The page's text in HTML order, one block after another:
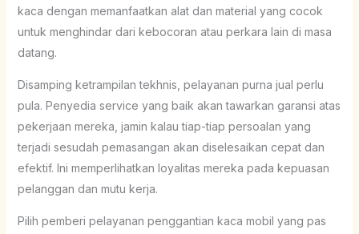
kaca dengan memanfaatkan alat dan material yang cocok
untuk menghindar dari kebocoran atau perkara lain di masa
datang.
Disamping ketrampilan tekhnis, pelayanan purna jual perlu
pula. Penyedia service yang baik akan tawarkan garansi atas
pekerjaan mereka, jamin kalau tiap-tiap persoalan yang
terjadi sesudah pemasangan akan diselesaikan cepat dan
efektif. Ini memperlihatkan loyalitas mereka pada kepuasan
pelanggan dan mutu kerja.
Pilih pemberi pelayanan penggantian kaca mobil yang pas